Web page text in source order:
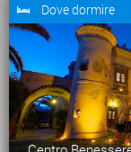
Dove dormire